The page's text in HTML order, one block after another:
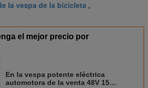
la vespa de la bicicleta ,
el mejor precio por
En la vespa potente eléctrica
automotora de la venta 48V 15Al